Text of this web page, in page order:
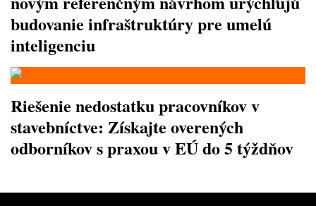
budovanie infraštruktúry pre umelú
inteligenciu
Riešenie nedostatku pracovníkov v
stavebníctve: Získajte overených
odborníkov s praxou v EÚ do 5 týždňov